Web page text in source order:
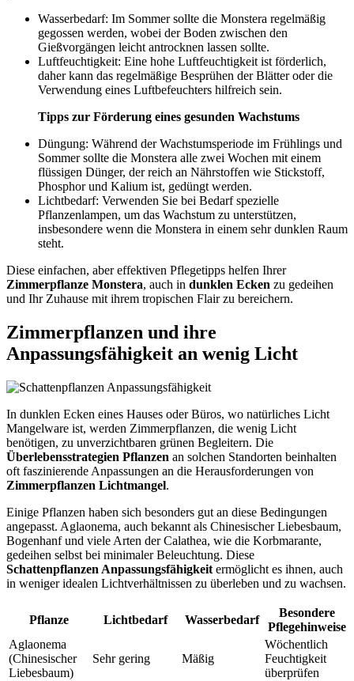
Wasserbedarf: Im Sommer sollte die Monstera regelmäßig
gegossen werden, wobei der Boden zwischen den
Gießvorgängen leicht antrocknen lassen sollte.
Luftfeuchtigkeit: Eine hohe Luftfeuchtigkeit ist förderlich,
daher kann das regelmäßige Besprühen der Blätter oder die
Verwendung eines Luftbefeuchters hilfreich sein.
Tipps zur Förderung eines gesunden Wachstums
Düngung: Während der Wachstumsperiode im Frühlings und
Sommer sollte die Monstera alle zwei Wochen mit einem
flüssigen Dünger, der reich an Nährstoffen wie Stickstoff,
Phosphor und Kalium ist, gedüngt werden.
Lichtbedarf: Verwenden Sie bei Bedarf spezielle
Pflanzenlampen, um das Wachstum zu unterstützen,
insbesondere wenn die Monstera in einem sehr dunklen Raum
steht.
Diese einfachen, aber effektiven Pflegetipps helfen Ihrer
Zimmerpflanze Monstera, auch in dunklen Ecken zu gedeihen
und Ihr Zuhause mit ihrem tropischen Flair zu bereichern.
Zimmerpflanzen und ihre
Anpassungsfähigkeit an wenig Licht
In dunklen Ecken eines Hauses oder Büros, wo natürliches Licht
Mangelware ist, werden Zimmerpflanzen, die wenig Licht
benötigen, zu unverzichtbaren grünen Begleitern. Die
Überlebensstrategien Pflanzen an solchen Standorten beinhalten
oft faszinierende Anpassungen an die Herausforderungen von
Zimmerpflanzen Lichtmangel.
Einige Pflanzen haben sich besonders gut an diese Bedingungen
angepasst. Aglaonema, auch bekannt als Chinesischer Liebesbaum,
Bogenhanf und viele Arten der Calathea, wie die Korbmarante,
gedeihen selbst bei minimaler Beleuchtung. Diese
Schattenpflanzen Anpassungsfähigkeit ermöglicht es ihnen, auch
in weniger idealen Lichtverhältnissen zu überleben und zu wachsen.
Pflanze Lichtbedarf Wasserbedarf
Besondere
Pflegehinweise
Aglaonema
(Chinesischer
Liebesbaum)
Sehr gering Mäßig
Wöchentlich
Feuchtigkeit
überprüfen